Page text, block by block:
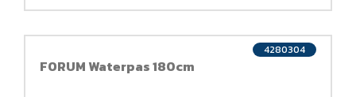
FORUM Waterpas 180cm
4280304